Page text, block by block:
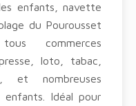
enfants, navette
du Pourousset
commerces
loto, tabac,
et nombreuses
Idéal pour